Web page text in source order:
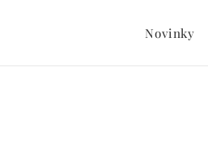
Novinky